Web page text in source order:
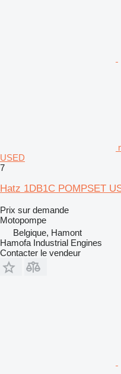
USED
7
Hatz 1DB1C POMPSET
Prix sur demande
Motopompe
Belgique, Hamont
Hamofa Industrial Engines
Contacter le vendeur